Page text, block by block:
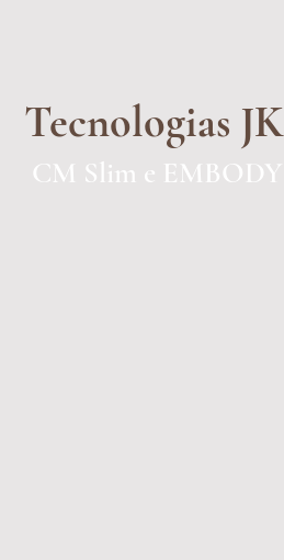
Tecnologias JK
CM Slim e EMBODY